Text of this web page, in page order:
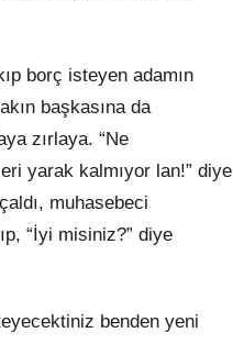
borç isteyen adamın
başkasına da
zırlaya. “Ne
yarak kalmıyor lan!” diye
muhasebeci
“İyi misiniz?” diye
benden yeni